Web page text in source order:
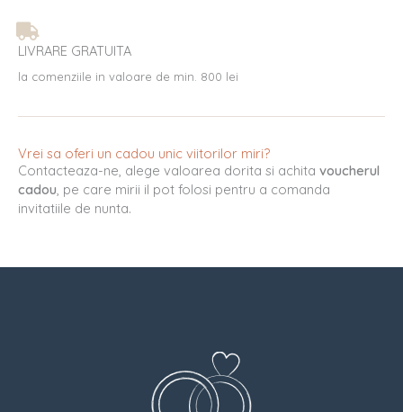
LIVRARE GRATUITA
la comenziile in valoare de min. 800 lei
Vrei sa oferi un cadou unic viitorilor miri?
Contacteaza-ne, alege valoarea dorita si achita voucherul
cadou, pe care mirii il pot folosi pentru a comanda
invitatiile de nunta.